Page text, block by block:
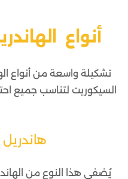
أنواع
السيكوريت لتناسب جميع
1.
يُضفي هذا النوع من